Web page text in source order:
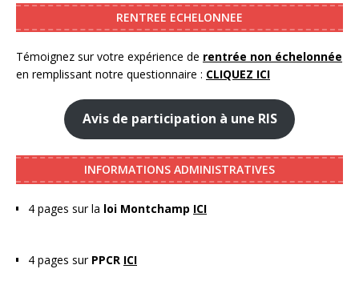
RENTREE ECHELONNEE
Témoignez sur votre expérience de rentrée non échelonnée
en remplissant notre questionnaire : CLIQUEZ ICI
Avis de participation à une RIS
INFORMATIONS ADMINISTRATIVES
4 pages sur la loi Montchamp ICI
4 pages sur PPCR ICI